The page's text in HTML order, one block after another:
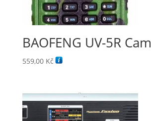
BAOFENG UV-5R
559,00 Kč